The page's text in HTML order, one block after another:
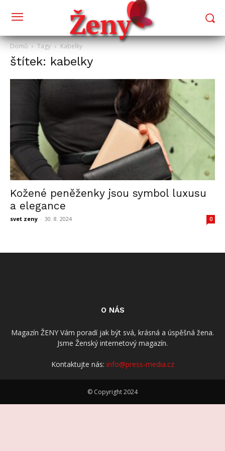
Domů Tagy Kabelky
štítek: kabelky
Kožené peněženky jsou symbol luxusu
a elegance
svet zeny - 30. 8. 2024 0
O NÁS
Magazín ŽENY Vám poradí jak být svá, krásná a úspěšná žena.
Jsme Ženský internetový magazín.
Kontaktujte nás: info@press-media.cz
© Copyright 2024